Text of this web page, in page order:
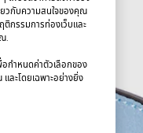
ยวกับความสนใจของคุณ
กรรมการท่องเว็บและ
.
กำหนดค่าตัวเลือกของ
ะโดยเฉพาะอย่างยิ่ง